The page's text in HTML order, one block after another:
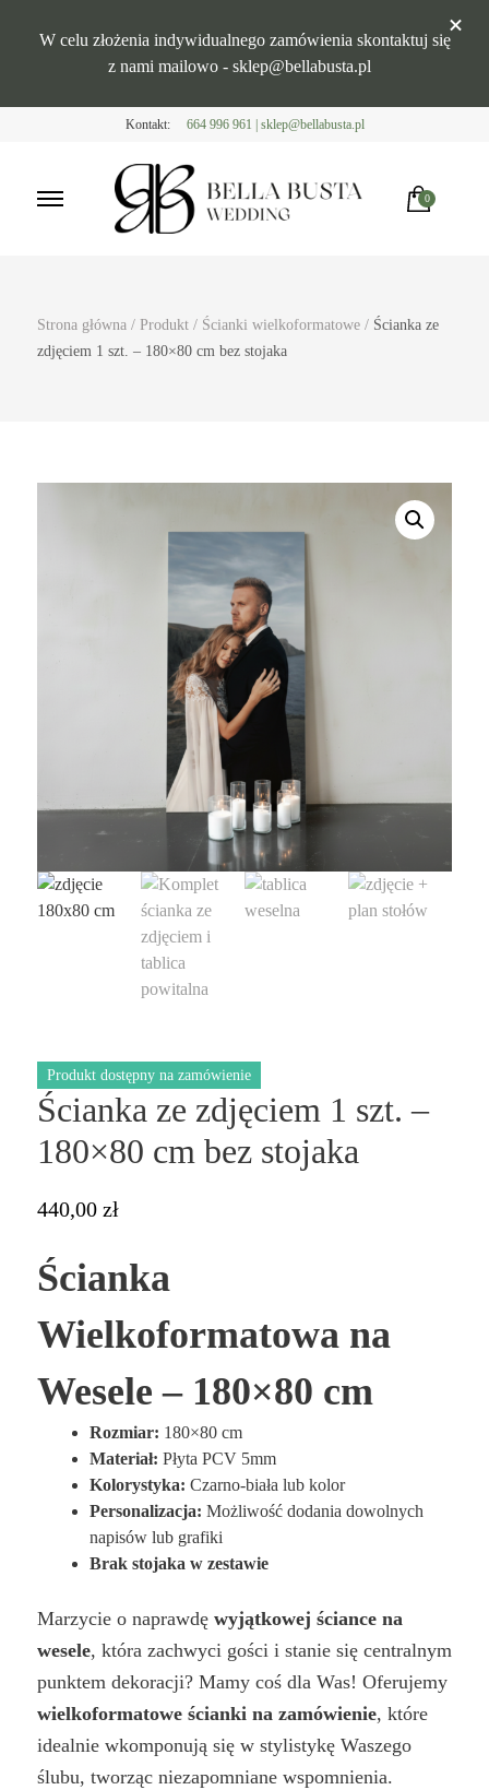
W celu złożenia indywidualnego zamówienia skontaktuj się
z nami mailowo - sklep@bellabusta.pl
Kontakt: 664 996 961 | sklep@bellabusta.pl
0
Strona główna / Produkt / Ścianki wielkoformatowe / Ścianka ze
zdjęciem 1 szt. – 180×80 cm bez stojaka
Ścianka ze zdjęciem 1 szt. –
180×80 cm bez stojaka
440,00 zł
Ścianka
Wielkoformatowa na
Wesele – 180×80 cm
Rozmiar: 180×80 cm
Materiał: Płyta PCV 5mm
Kolorystyka: Czarno-biała lub kolor
Personalizacja: Możliwość dodania dowolnych
napisów lub grafiki
Brak stojaka w zestawie
Marzycie o naprawdę wyjątkowej ściance na
wesele, która zachwyci gości i stanie się centralnym
punktem dekoracji? Mamy coś dla Was! Oferujemy
wielkoformatowe ścianki na zamówienie, które
idealnie wkomponują się w stylistykę Waszego
ślubu, tworząc niezapomniane wspomnienia.
Produkt dostępny na zamówienie